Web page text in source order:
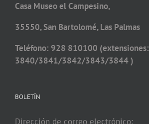
Casa Museo el Campesino,
35550, San Bartolomé, Las Palmas
Teléfono: 928 810100 (extensiones:
3840/3841/3842/3843/3844 )
BOLETÍN
Dirección de correo electrónico: